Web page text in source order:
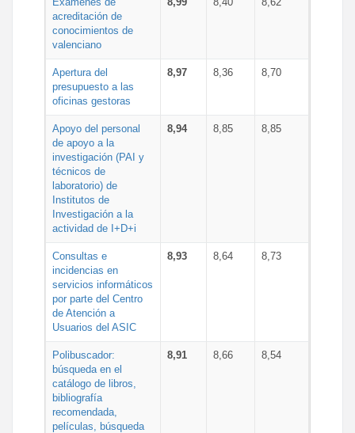
acreditación de
conocimientos de
valenciano
Apertura del
presupuesto a las
oficinas gestoras
8,97 8,36 8,70
Apoyo del personal
de apoyo a la
investigación (PAI y
técnicos de
laboratorio) de
Institutos de
Investigación a la
actividad de I+D+i
8,94 8,85 8,85
Consultas e
incidencias en
servicios informáticos
por parte del Centro
de Atención a
Usuarios del ASIC
8,93 8,64 8,73
Polibuscador:
búsqueda en el
catálogo de libros,
bibliografía
recomendada,
películas, búsqueda
8,91 8,66 8,54